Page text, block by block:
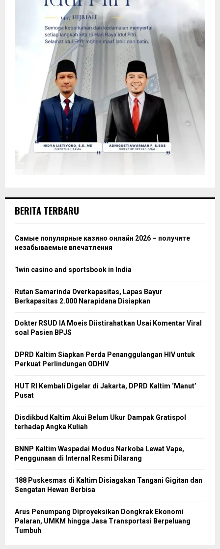
BERITA TERBARU
Самые популярные казино онлайн 2026 – получите
незабываемые впечатления
1win casino and sportsbook in India
Rutan Samarinda Overkapasitas, Lapas Bayur
Berkapasitas 2.000 Narapidana Disiapkan
Dokter RSUD IA Moeis Diistirahatkan Usai Komentar Viral
soal Pasien BPJS
DPRD Kaltim Siapkan Perda Penanggulangan HIV untuk
Perkuat Perlindungan ODHIV
HUT RI Kembali Digelar di Jakarta, DPRD Kaltim ‘Manut’
Pusat
Disdikbud Kaltim Akui Belum Ukur Dampak Gratispol
terhadap Angka Kuliah
BNNP Kaltim Waspadai Modus Narkoba Lewat Vape,
Penggunaan di Internal Resmi Dilarang
188 Puskesmas di Kaltim Disiagakan Tangani Gigitan dan
Sengatan Hewan Berbisa
Arus Penumpang Diproyeksikan Dongkrak Ekonomi
Palaran, UMKM hingga Jasa Transportasi Berpeluang
Tumbuh